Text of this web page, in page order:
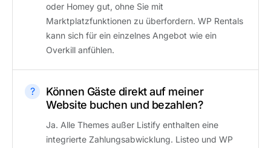
oder Homey gut, ohne Sie mit
Marktplatzfunktionen zu überfordern. WP Rentals
kann sich für ein einzelnes Angebot wie ein
Overkill anfühlen.
Können Gäste direkt auf meiner
Website buchen und bezahlen?
Ja. Alle Themes außer Listify enthalten eine
integrierte Zahlungsabwicklung. Listeo und WP